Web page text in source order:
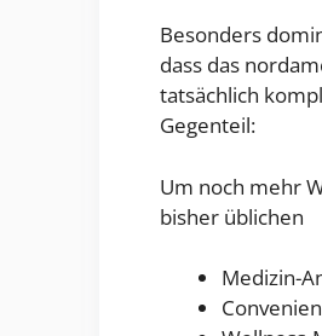
Besonders
dass das
tatsächlich
Gegenteil:
Um noch mehr
bisher üblichen
Medizin-